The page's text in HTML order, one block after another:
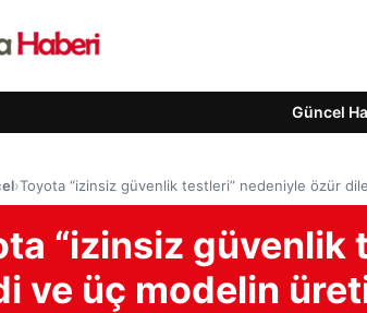
Güncel
›Toyota “izinsiz güvenlik testleri” nedeniyle özür
“izinsiz güvenlik
ve üç modelin